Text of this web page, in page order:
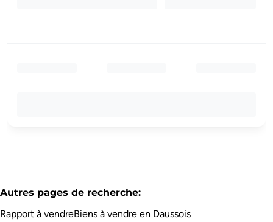
Autres pages de recherche:
Rapport à vendreBiens à vendre en Daussois